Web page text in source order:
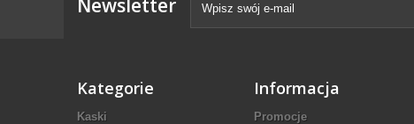
Newsletter
Kategorie
Kaski
Informacja
Promocje